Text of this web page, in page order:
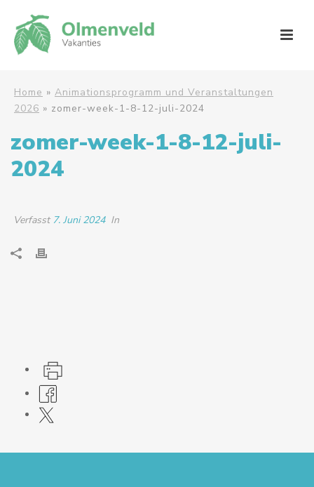
Home » Animationsprogramm und Veranstaltungen
2026 » zomer-week-1-8-12-juli-2024
zomer-week-1-8-12-juli-
2024
Verfasst 7. Juni 2024 In